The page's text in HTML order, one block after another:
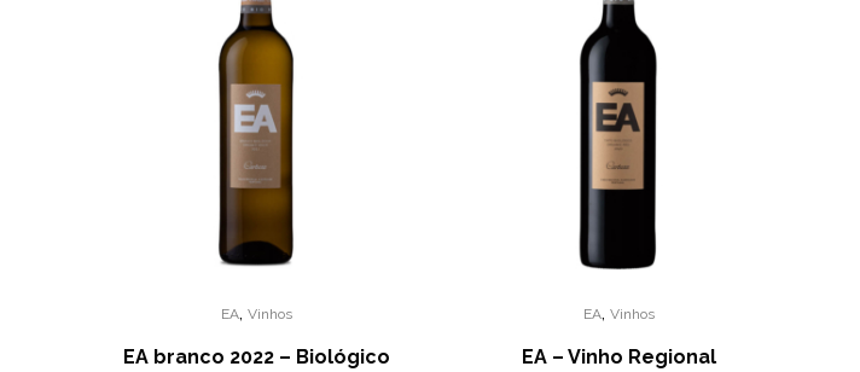
EA, Vinhos
EA branco 2022 – Biológico
EA, Vinhos
EA – Vinho Regional